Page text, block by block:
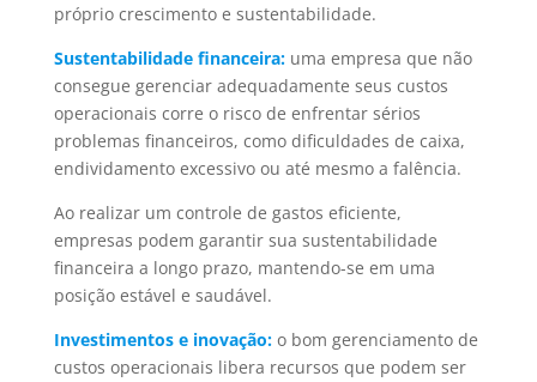
próprio crescimento e sustentabilidade.
Sustentabilidade financeira: uma empresa que não
consegue gerenciar adequadamente seus custos
operacionais corre o risco de enfrentar sérios
problemas financeiros, como dificuldades de caixa,
endividamento excessivo ou até mesmo a falência.
Ao realizar um controle de gastos eficiente,
empresas podem garantir sua sustentabilidade
financeira a longo prazo, mantendo-se em uma
posição estável e saudável.
Investimentos e inovação: o bom gerenciamento de
custos operacionais libera recursos que podem ser